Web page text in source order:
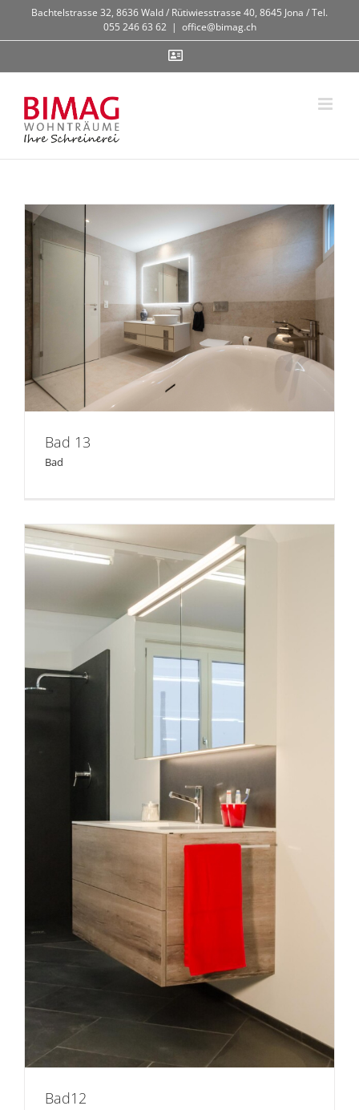
springen
Bachtelstrasse 32, 8636 Wald / Rütiwiesstrasse 40, 8645 Jona / Tel.
055 246 63 62 | office@bimag.ch
Contact
Bad 13
Bad 13
Bad
Bad12
Bad12